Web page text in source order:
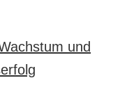
und